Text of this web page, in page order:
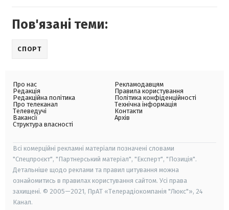
Пов'язані теми:
СПОРТ
Про нас
Редакція
Редакційна політика
Про телеканал
Телеведучі
Вакансії
Структура власності
Рекламодавцям
Правила користування
Політика конфіденційності
Технічна інформація
Контакти
Архів
Всі комерційні рекламні матеріали позначені словами
"Спецпроєкт", "Партнерський матеріал", "Експерт", "Позиція".
Детальніше щодо реклами та правил цитування можна
ознайомитись в правилах користування сайтом. Усі права
захищені. © 2005—2021, ПрАТ «Телерадіокомпанія "Люкс"», 24
Канал.